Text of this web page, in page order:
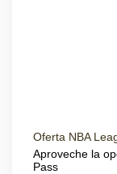
Oferta NBA
Aproveche la
Pass